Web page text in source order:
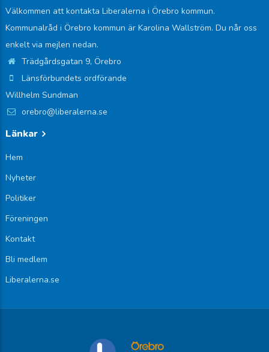
Välkommen att kontakta Liberalerna i Örebro kommun.
Kommunalråd i Örebro kommun är Karolina Wallström. Du når oss
enkelt via mejlen nedan.
Trädgårdsgatan 9, Örebro
Länsförbundets ordförande
Willhelm Sundman
orebro@liberalerna.se
Länkar
Hem
Nyheter
Politiker
Föreningen
Kontakt
Bli medlem
Liberalerna.se